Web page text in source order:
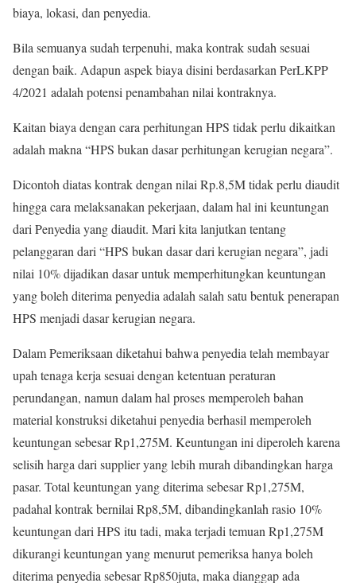
biaya, lokasi, dan penyedia.
Bila semuanya sudah terpenuhi, maka kontrak sudah sesuai
dengan baik. Adapun aspek biaya disini berdasarkan PerLKPP
4/2021 adalah potensi penambahan nilai kontraknya.
Kaitan biaya dengan cara perhitungan HPS tidak perlu dikaitkan
adalah makna “HPS bukan dasar perhitungan kerugian negara”.
Dicontoh diatas kontrak dengan nilai Rp.8,5M tidak perlu diaudit
hingga cara melaksanakan pekerjaan, dalam hal ini keuntungan
dari Penyedia yang diaudit. Mari kita lanjutkan tentang
pelanggaran dari “HPS bukan dasar dari kerugian negara”, jadi
nilai 10% dijadikan dasar untuk memperhitungkan keuntungan
yang boleh diterima penyedia adalah salah satu bentuk penerapan
HPS menjadi dasar kerugian negara.
Dalam Pemeriksaan diketahui bahwa penyedia telah membayar
upah tenaga kerja sesuai dengan ketentuan peraturan
perundangan, namun dalam hal proses memperoleh bahan
material konstruksi diketahui penyedia berhasil memperoleh
keuntungan sebesar Rp1,275M. Keuntungan ini diperoleh karena
selisih harga dari supplier yang lebih murah dibandingkan harga
pasar. Total keuntungan yang diterima sebesar Rp1,275M,
padahal kontrak bernilai Rp8,5M, dibandingkanlah rasio 10%
keuntungan dari HPS itu tadi, maka terjadi temuan Rp1,275M
dikurangi keuntungan yang menurut pemeriksa hanya boleh
diterima penyedia sebesar Rp850juta, maka dianggap ada